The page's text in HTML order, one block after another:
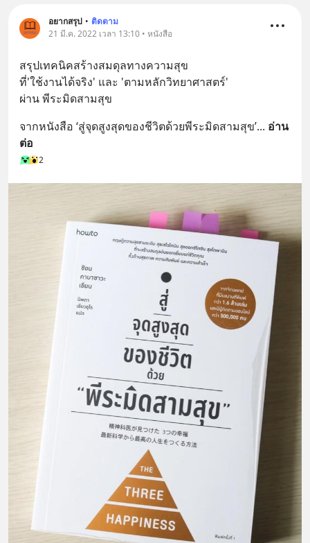
อยากสรุป • ติดตาม
21 มี.ค. 2022 เวลา 13:10 • หนังสือ
สรุปเทคนิคสร้างสมดุลทางความสุข
ที่'ใช้งานได้จริง' และ 'ตามหลักวิทยาศาสตร์'
ผ่าน พีระมิดสามสุข
จากหนังสือ ‘สู่จุดสูงสุดของชีวิตด้วยพีระมิดสามสุข’... อ่าน
ต่อ
2